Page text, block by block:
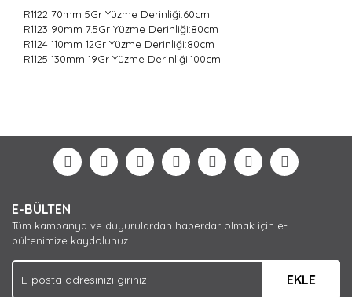
R1122 70mm 5Gr Yüzme Derinliği:60cm
R1123 90mm 7.5Gr Yüzme Derinliği:80cm
R1124 110mm 12Gr Yüzme Derinliği:80cm
R1125 130mm 19Gr Yüzme Derinliği:100cm
Yorum Yaz
formunu kullanarak tarafımıza iletebilirsiniz.
Görüş ve önerileriniz için teşekkür ederiz.
Ürün açıklamasında eksik bilgiler bulunuyor.
Ürün bilgilerinde hatalar bulunuyor.
Ürün fiyatı diğer sitelerden daha pahalı.
Bu ürüne benzer farklı alternatifler olmalı.
E-BÜLTEN
Tüm kampanya ve duyurulardan haberdar olmak için e-
bültenimize kaydolunuz.
EKLE